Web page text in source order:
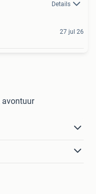
Details
27 jul 26
avontuur